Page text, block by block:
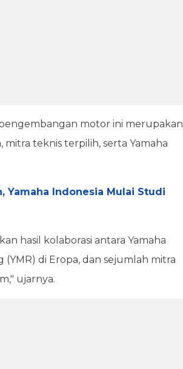
motor ini merupakan
mitra teknis terpilih, serta Yamaha
Yamaha Indonesia Mulai Studi
hasil kolaborasi antara Yamaha
(YMR) di Eropa, dan sejumlah mitra
ujarnya.